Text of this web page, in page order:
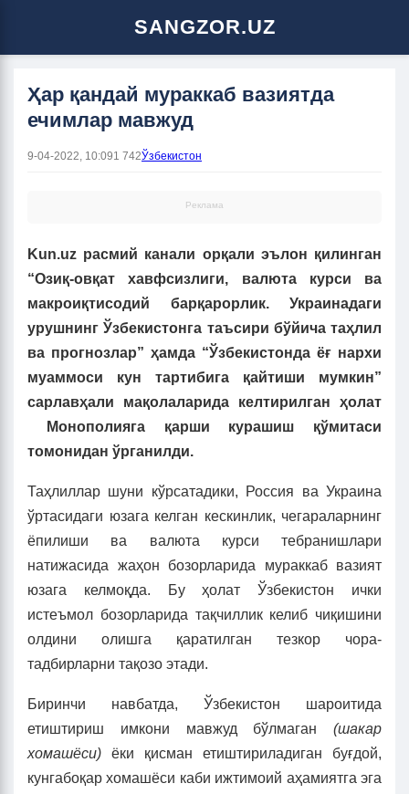
SANGZOR.UZ
Ҳар қандай мураккаб вазиятда
ечимлар мавжуд
9-04-2022, 10:091 742Ўзбекистон
Реклама
Kun.uz расмий канали орқали эълон қилинган
“Озиқ-овқат хавфсизлиги, валюта курси ва
макроиқтисодий барқарорлик. Украинадаги
урушнинг Ўзбекистонга таъсири бўйича таҳлил
ва прогнозлар” ҳамда “Ўзбекистонда ёғ нархи
муаммоси кун тартибига қайтиши мумкин”
сарлавҳали мақолаларида келтирилган ҳолат
Монополияга қарши курашиш қўмитаси
томонидан ўрганилди.
Таҳлиллар шуни кўрсатадики, Россия ва Украина
ўртасидаги юзага келган кескинлик, чегараларнинг
ёпилиши ва валюта курси тебранишлари
натижасида жаҳон бозорларида мураккаб вазият
юзага келмоқда. Бу ҳолат Ўзбекистон ички
истеъмол бозорларида тақчиллик келиб чиқишини
олдини олишга қаратилган тезкор чора-
тадбирларни тақозо этади.
Биринчи навбатда, Ўзбекистон шароитида
етиштириш имкони мавжуд бўлмаган (шакар
хомашёси) ёки қисман етиштириладиган буғдой,
кунгабоқар хомашёси каби ижтимоий аҳамиятга эга